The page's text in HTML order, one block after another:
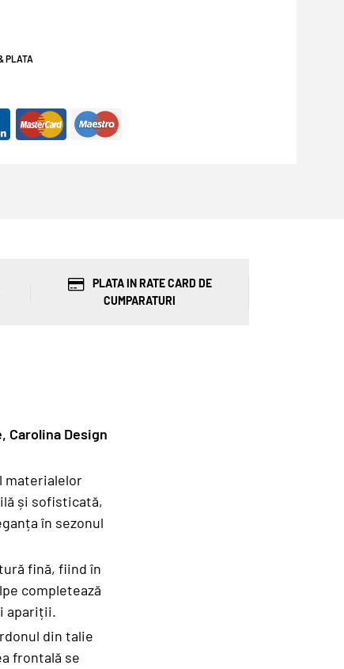
PLATA
PLATA IN RATE CARD DE
CUMPARATURI
Carolina Design
materialelor
și sofisticată,
în sezonul
fină, fiind în
completează
apariții.
din talie
frontală se